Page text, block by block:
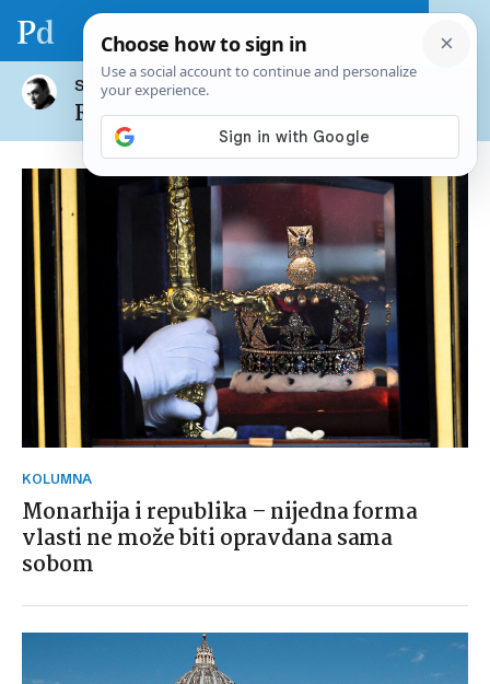
SVI ČLANCI AUTORA
Romano Bolković
KOLUMNA
Monarhija i republika – nijedna forma
vlasti ne može biti opravdana sama
sobom